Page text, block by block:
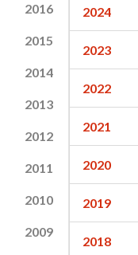
2016
2015
2014
2013
2012
2011
2010
2009
2024
2023
2022
2021
2020
2019
2018